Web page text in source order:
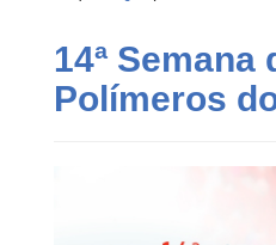
14ª Semana
Polímeros